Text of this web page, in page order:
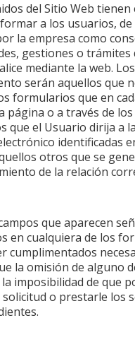
del Sitio Web tienen
a los usuarios, de
la empresa como
gestiones o trámites
mediante la web.
serán aquellos que
formularios que en
página o a través de
que el Usuario dirija a
identificadas
otros que se
de la relación
que aparecen
en cualquiera de los
cumplimentados
la omisión de alguno
imposibilidad de que
o prestarle los